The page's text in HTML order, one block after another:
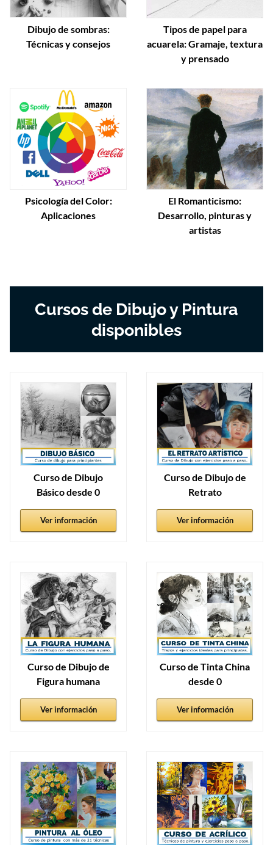
Dibujo de sombras:
Técnicas y consejos
Tipos de papel para
acuarela: Gramaje, textura
y prensado
Psicología del Color:
Aplicaciones
El Romanticismo:
Desarrollo, pinturas y
artistas
Cursos de Dibujo y Pintura
disponibles
Curso de Dibujo
Básico desde 0
Ver información
Curso de Dibujo de
Retrato
Ver información
Curso de Dibujo de
Figura humana
Ver información
Curso de Tinta China
desde 0
Ver información